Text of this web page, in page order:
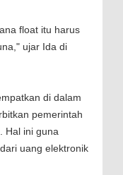
float itu harus
ujar Ida di
di dalam
pemerintah
Hal ini guna
uang elektronik